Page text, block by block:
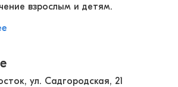
взрослым и детям.
ул. Садгородская, 21